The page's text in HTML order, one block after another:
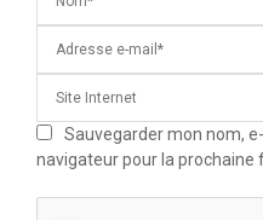
Sauvegarder mon nom,
navigateur pour la prochaine